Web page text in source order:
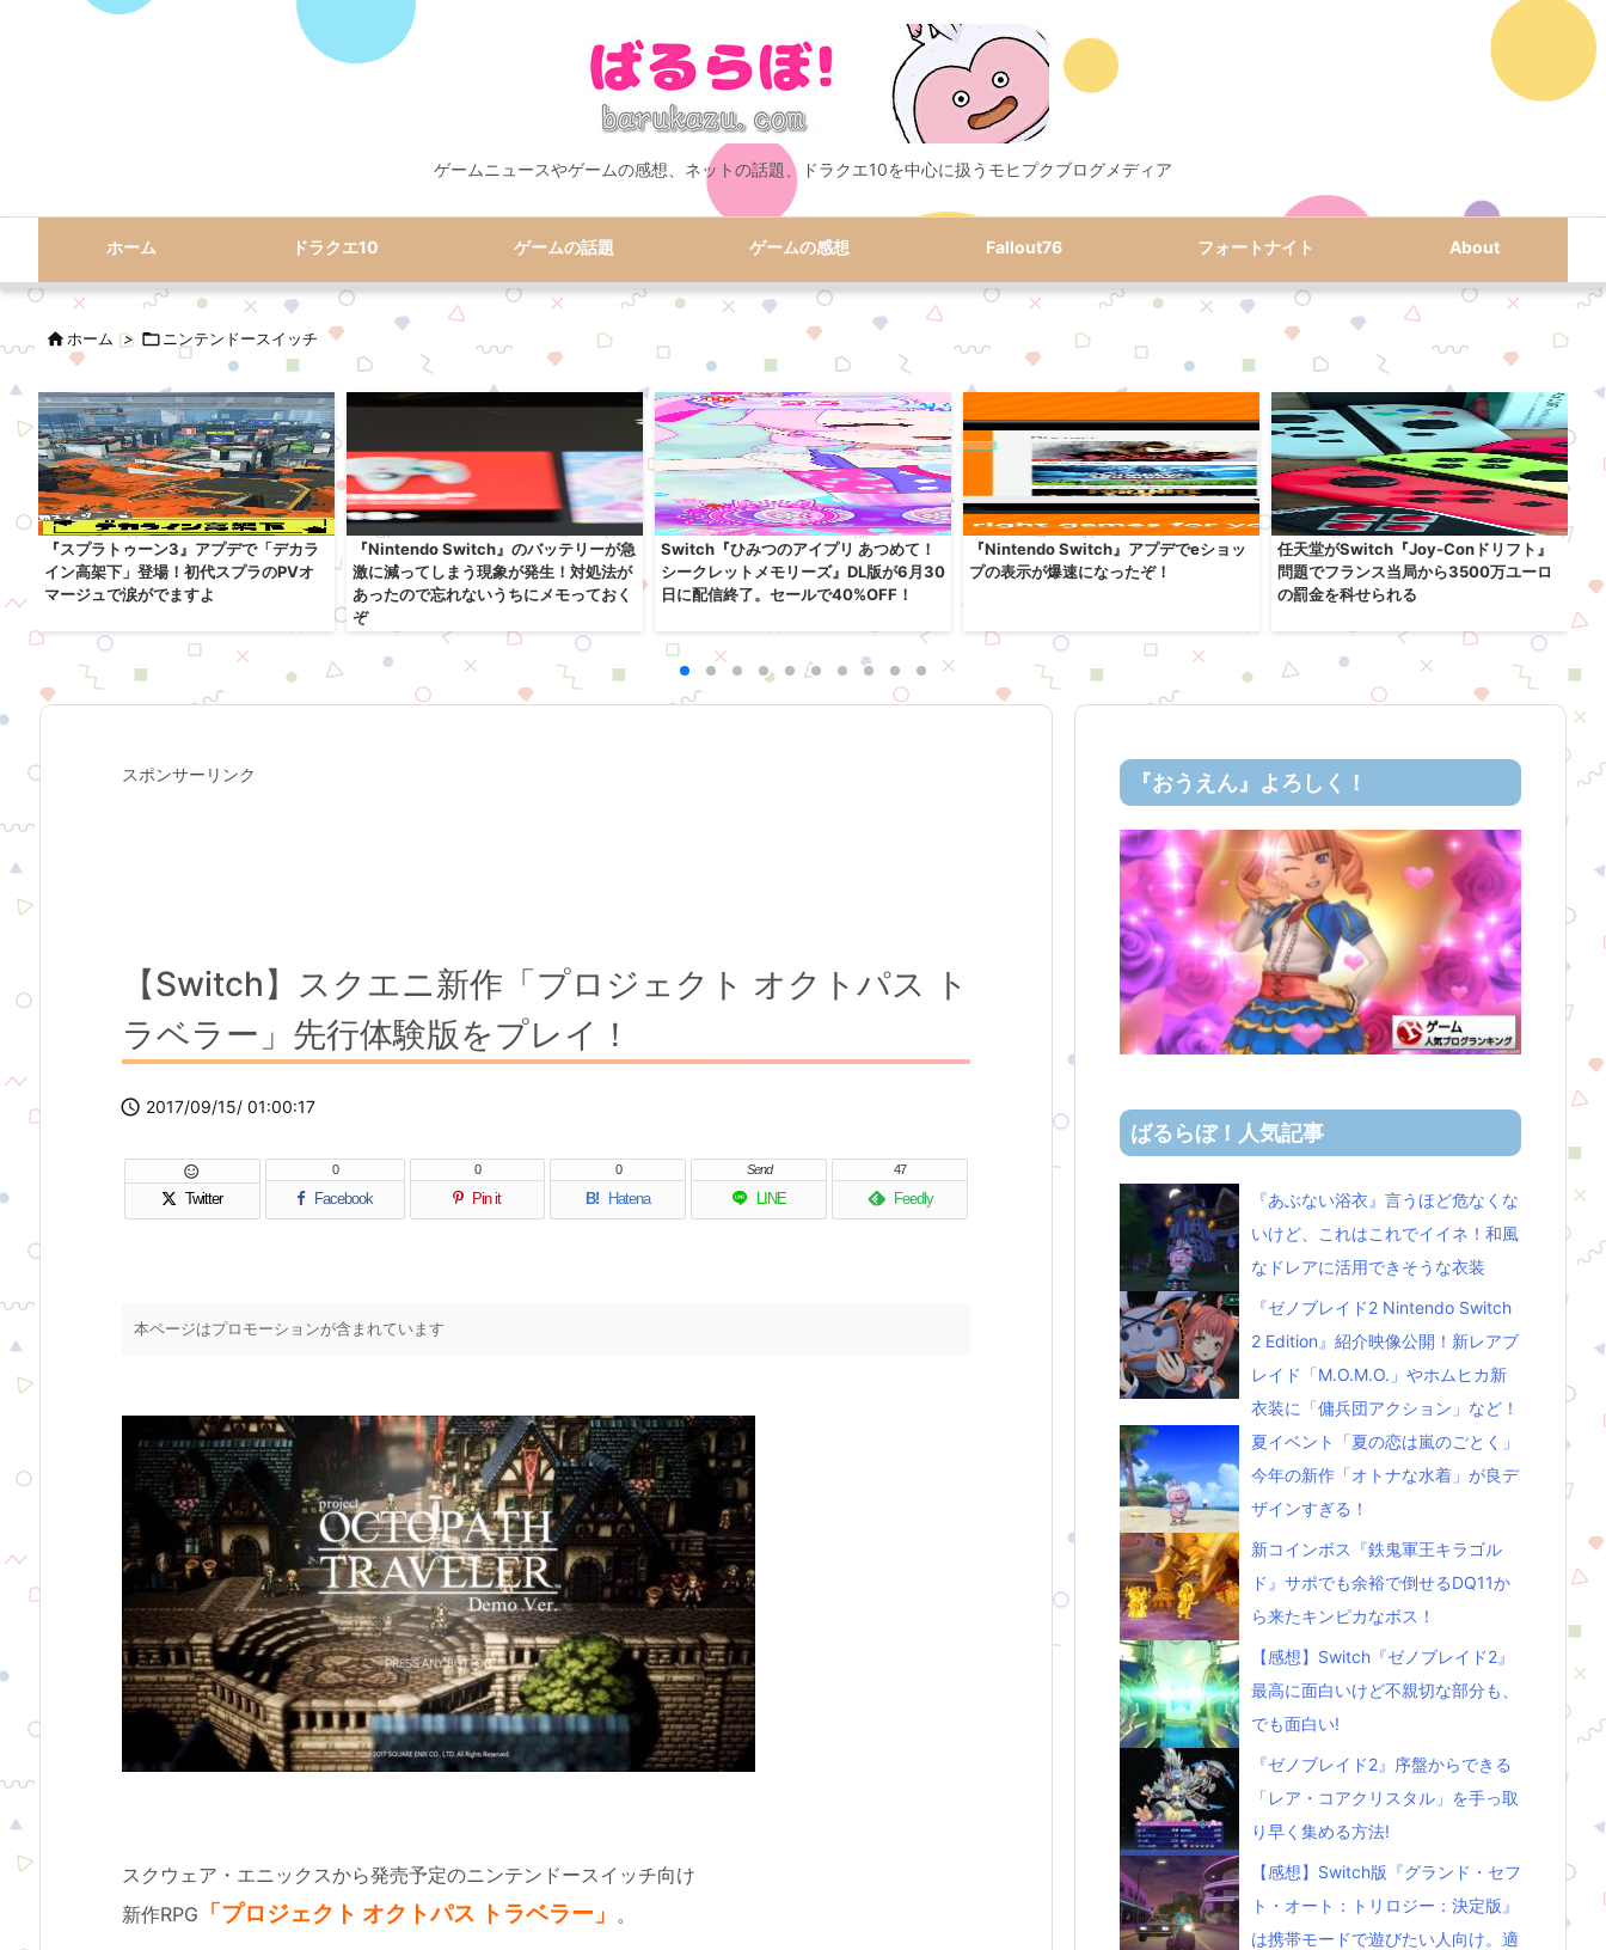
ゲームニュースやゲームの感想、ネットの話題、ドラクエ10を中心に扱うモヒプクブログメディア
ホーム ドラクエ10 ゲームの話題 ゲームの感想 Fallout76 フォートナイト About
ホーム >  ニンテンドースイッチ
『スプラトゥーン3』アプデで「デカラ
イン高架下」登場！初代スプラのPVオ
マージュで涙がでますよ
『Nintendo Switch』のバッテリーが急
激に減ってしまう現象が発生！対処法が
あったので忘れないうちにメモっておく
ぞ
Switch『ひみつのアイプリ あつめて！
シークレットメモリーズ』DL版が6月30
日に配信終了。セールで40%OFF！
『Nintendo Switch』アプデでeショッ
プの表示が爆速になったぞ！
任天堂がSwitch『Joy-Conドリフト』
問題でフランス当局から3500万ユーロ
の罰金を科せられる
スポンサーリンク
【Switch】スクエニ新作「プロジェクト オクトパス ト
ラベラー」先行体験版をプレイ！
 2017/09/15/ 01:00:17
Twitter

Facebook
0
Pin it
0
B! Hatena
0
LINE
Send
Feedly
47
本ページはプロモーションが含まれています
スクウェア・エニックスから発売予定のニンテンドースイッチ向け
新作RPG 「プロジェクト オクトパス トラベラー 」 。
『おうえん』よろしく！
ばるらぼ！人気記事
『あぶない浴衣』言うほど危なくな
いけど、これはこれでイイネ！和風
なドレアに活用できそうな衣装
『ゼノブレイド2 Nintendo Switch
2 Edition』紹介映像公開！新レアブ
レイド「M.O.M.O.」やホムヒカ新
衣装に「傭兵団アクション」など！
夏イベント「夏の恋は嵐のごとく」
今年の新作「オトナな水着」が良デ
ザインすぎる！
新コインボス『鉄鬼軍王キラゴル
ド』サポでも余裕で倒せるDQ11か
ら来たキンピカなボス！
【感想】Switch『ゼノブレイド2』
最高に面白いけど不親切な部分も、
でも面白い!
『ゼノブレイド2』序盤からできる
「レア・コアクリスタル」を手っ取
り早く集める方法!
【感想】Switch版『グランド・セフ
ト・オート：トリロジー：決定版』
は携帯モードで遊びたい人向け。適